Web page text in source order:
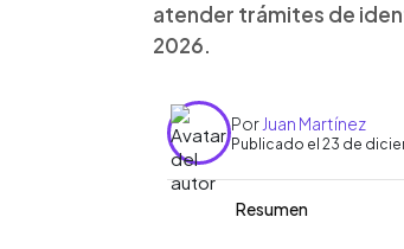
atender trámites de
2026.
Por Juan Martínez
Publicado el 23 de
Resumen